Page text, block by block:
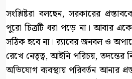
সংশ্লিষ্টরা বলছেন, সরকারের
পুরো চিত্রটি ধরা পড়ে না। আবার
সঠিক হবে না। র‍্যাবের জনবল ও
রেখে নেতৃত্ব, আইনি পরিচয়, তদন্তের
অভিযোগ ব্যবস্থায় পরিবর্তন আনার